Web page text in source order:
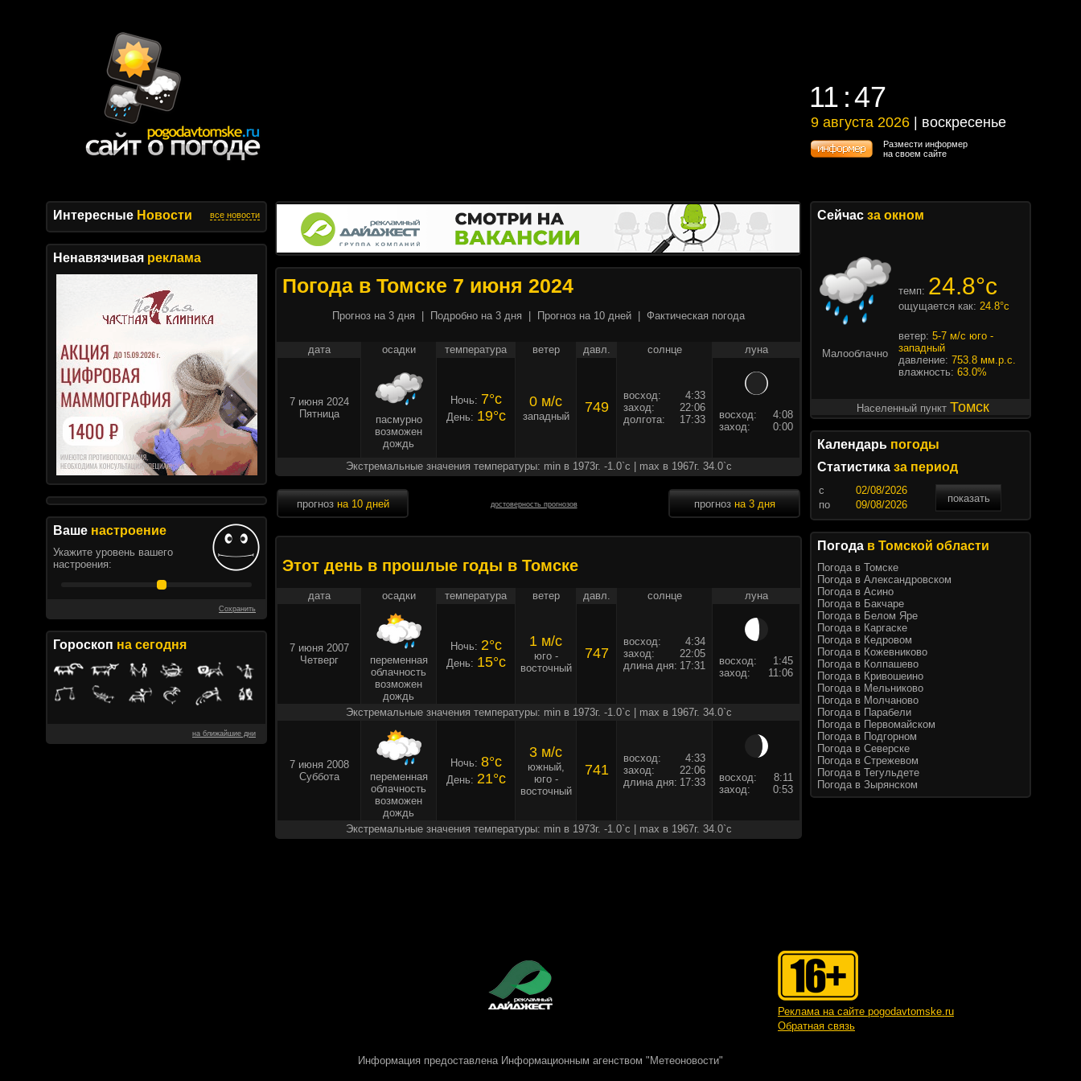
11 47
11 47
9 августа 2026 | воскресенье
9 августа 2026 | воскресенье
Размести информер
на своем сайте
Интересные Новости все новости
Ненавязчивая реклама
Ваше настроение
Укажите уровень вашего
настроения:
Сохранить
Гороскоп на сегодня
на ближайшие дни
Погода в Томске 7 июня 2024
Прогноз на 3 дня Подробно на 3 дня Прогноз на 10 дней Фактическая погода
дата осадки температура ветер давл. солнце луна
7 июня 2024
Пятница
пасмурно
возможен
дождь
Ночь: 7°c
День: 19°c
0 м/c
западный
749
восход:
4:33
заход:
22:06
долгота:
17:33 восход:
4:08
заход:
0:00
Экстремальные значения температуры: min в 1973г. -1.0`c | max в 1967г. 34.0`c
прогноз на 10 дней достоверность прогнозов прогноз на 3 дня
Этот день в прошлые годы в Томске
дата осадки температура ветер давл. солнце луна
7 июня 2007
Четверг
переменная
облачность
возможен
дождь
Ночь: 2°c
День: 15°c
1 м/c
юго -
восточный
747
восход:
4:34
заход:
22:05
длина дня: 17:31 восход:
1:45
заход:
11:06
Экстремальные значения температуры: min в 1973г. -1.0`c | max в 1967г. 34.0`c
7 июня 2008
Суббота
переменная
облачность
возможен
дождь
Ночь: 8°c
День: 21°c
3 м/c
южный,
юго -
восточный
741
восход:
4:33
заход:
22:06
длина дня: 17:33 восход:
8:11
заход:
0:53
Экстремальные значения температуры: min в 1973г. -1.0`c | max в 1967г. 34.0`c
Сейчас за окном
темп: 24.8°c
ощущается как: 24.8°c
Малооблачно
ветер: 5-7 м/с юго -
западный
давление: 753.8 мм.р.с.
влажность: 63.0%
Населенный пункт Томск
Календарь погоды
Статистика за период
c
показать
по
Погода в Томской области
Погода в Томске
Погода в Александровском
Погода в Асино
Погода в Бакчаре
Погода в Белом Яре
Погода в Каргаске
Погода в Кедровом
Погода в Кожевниково
Погода в Колпашево
Погода в Кривошеино
Погода в Мельниково
Погода в Молчаново
Погода в Парабели
Погода в Первомайском
Погода в Подгорном
Погода в Северске
Погода в Стрежевом
Погода в Тегульдете
Погода в Зырянском
Реклама на сайте pogodavtomske.ru
Обратная связь
Информация предоставлена Информационным агенством "Метеоновости"